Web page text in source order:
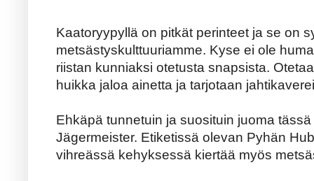
Kaatoryypyllä on pitkät perinteet ja se on
metsästyskulttuuriamme. Kyse ei ole
riistan kunniaksi otetusta snapsista.
huikka jaloa ainetta ja tarjotaan
Ehkäpä tunnetuin ja suosituin juoma
Jägermeister. Etiketissä olevan Pyhän
vihreässä kehyksessä kiertää myös